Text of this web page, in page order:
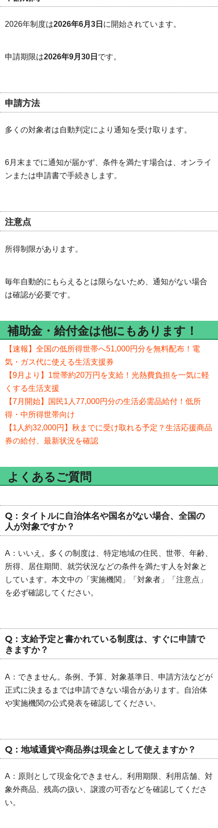
2026年制度は2026年6月3日 に開始されています。
申請期限は2026年9月30日 です。
申請方法
多くの対象者は自動判定により通知を受け取ります。
6月末までに通知が届かず、条件を満たす場合は、オンライ
ンまたは申請書で手続きします。
注意点
所得制限があります。
毎年自動的にもらえるとは限らないため、通知がない場合
は確認が必要です。
補助金・給付金は他にもあります！
【速報】全国の低所得世帯へ51,000円分を無料配布！電
気・ガス代に使える生活支援券
【9月より】1世帯約20万円を支給！光熱費負担を一気に軽
くする生活支援
【7月開始】国民1人77,000円分の生活必需品給付！低所
得・中所得世帯向け
【1人約32,000円】秋までに受け取れる予定？生活応援商品
券の給付、最新状況を確認
よくあるご質問
Q：タイトルに自治体名や国名がない場合、全国の
人が対象ですか？
A：いいえ。多くの制度は、特定地域の住民、世帯、年齢、
所得、居住期間、就労状況などの条件を満たす人を対象と
しています。本文中の「実施機関」「対象者」「注意点」
を必ず確認してください。
Q：支給予定と書かれている制度は、すぐに申請で
きますか？
A：できません。条例、予算、対象基準日、申請方法などが
正式に決まるまでは申請できない場合があります。自治体
や実施機関の公式発表を確認してください。
Q：地域通貨や商品券は現金として使えますか？
A：原則として現金化できません。利用期限、利用店舗、対
象外商品、残高の扱い、譲渡の可否などを確認してくださ
い。